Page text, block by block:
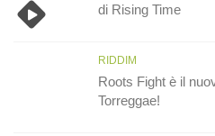
di Rising Time
RIDDIM
Roots Fight è il
Torreggae!